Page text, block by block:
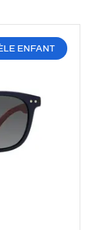
ENFANT